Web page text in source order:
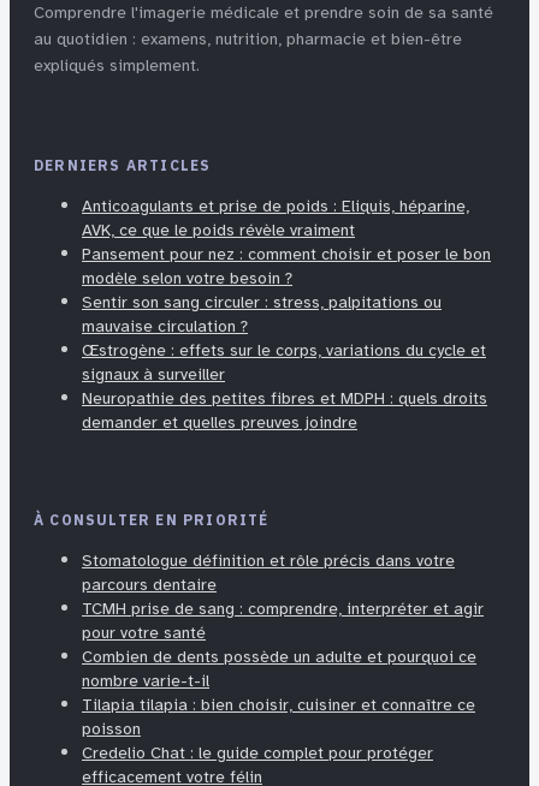
Comprendre l'imagerie médicale et prendre soin de sa santé
au quotidien : examens, nutrition, pharmacie et bien-être
expliqués simplement.
DERNIERS ARTICLES
Anticoagulants et prise de poids : Eliquis, héparine,
AVK, ce que le poids révèle vraiment
Pansement pour nez : comment choisir et poser le bon
modèle selon votre besoin ?
Sentir son sang circuler : stress, palpitations ou
mauvaise circulation ?
Œstrogène : effets sur le corps, variations du cycle et
signaux à surveiller
Neuropathie des petites fibres et MDPH : quels droits
demander et quelles preuves joindre
À CONSULTER EN PRIORITÉ
Stomatologue définition et rôle précis dans votre
parcours dentaire
TCMH prise de sang : comprendre, interpréter et agir
pour votre santé
Combien de dents possède un adulte et pourquoi ce
nombre varie-t-il
Tilapia tilapia : bien choisir, cuisiner et connaître ce
poisson
Credelio Chat : le guide complet pour protéger
efficacement votre félin